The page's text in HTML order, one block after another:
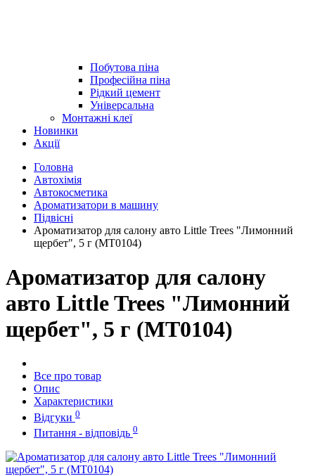
Побутова піна
Професійна піна
Рідкий цемент
Універсальна
Монтажні клеї
Новинки
Акції
Головна
Автохімія
Автокосметика
Ароматизатори в машину
Підвісні
Ароматизатор для салону авто Little Trees "Лимонний
щербет", 5 г (MT0104)
Ароматизатор для салону
авто Little Trees "Лимонний
щербет", 5 г (MT0104)
Все про товар
Опис
Характеристики
Відгуки 0
Питання - відповідь 0